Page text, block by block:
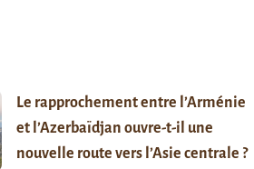
Le rapprochement entre l’Arménie
et l’Azerbaïdjan ouvre-t-il une
nouvelle route vers l’Asie centrale ?